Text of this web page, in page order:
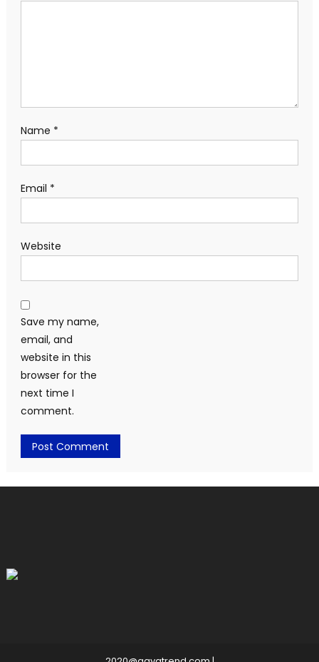
Name *
Email *
Website
Save my name,
email, and
website in this
browser for the
next time I
comment.